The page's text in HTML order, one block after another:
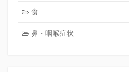
食
鼻・咽喉症状